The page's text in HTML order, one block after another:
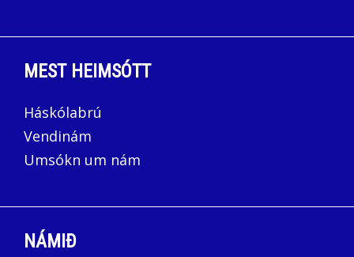
MEST HEIMSÓTT
Háskólabrú
Vendinám
Umsókn um nám
NÁMIÐ